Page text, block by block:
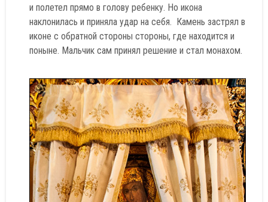
и полетел прямо в голову ребенку. Но икона
наклонилась и приняла удар на себя. Камень застрял в
иконе с обратной стороны стороны, где находится и
поныне. Мальчик сам принял решение и стал монахом.